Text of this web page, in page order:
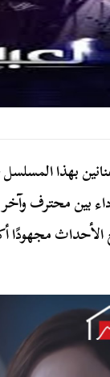
بهذا
بين محترف
مجهودًا